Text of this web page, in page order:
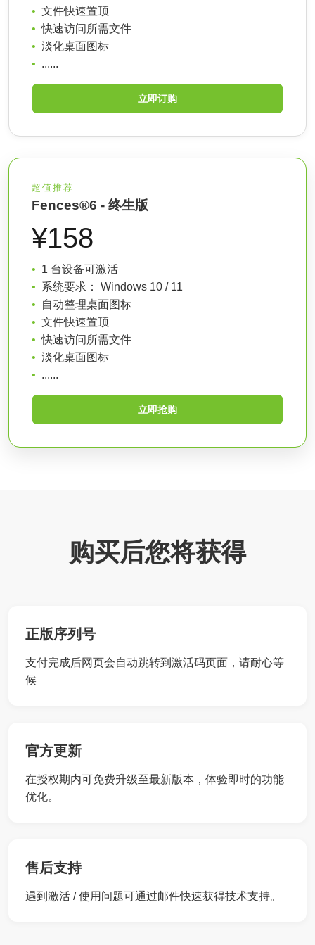
文件快速置顶
快速访问所需文件
淡化桌面图标
......
立即订购
超值推荐
Fences®6 - 终生版
¥158
1 台设备可激活
系统要求： Windows 10 / 11
自动整理桌面图标
文件快速置顶
快速访问所需文件
淡化桌面图标
......
立即抢购
购买后您将获得
正版序列号
支付完成后网页会自动跳转到激活码页面，请耐心等
候
官方更新
在授权期内可免费升级至最新版本，体验即时的功能
优化。
售后支持
遇到激活 / 使用问题可通过邮件快速获得技术支持。